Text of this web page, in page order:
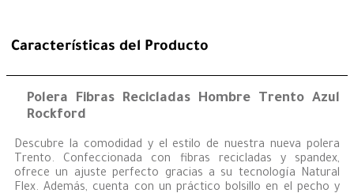
Características del Producto
Polera Fibras Recicladas Hombre Trento Azul
Rockford
Descubre la comodidad y el estilo de nuestra nueva polera
Trento. Confeccionada con fibras recicladas y spandex,
ofrece un ajuste perfecto gracias a su tecnología Natural
Flex. Además, cuenta con un práctico bolsillo en el pecho y